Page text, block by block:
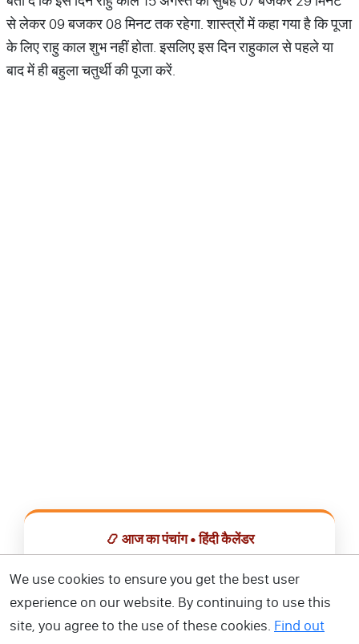
से लेकर 09 बजकर 08 मिनट तक रहेगा. शास्त्रों में कहा गया है कि पूजा
के लिए राहु काल शुभ नहीं होता. इसलिए इस दिन राहुकाल से पहले या
बाद में ही बहुला चतुर्थी की पूजा करें.
📿 आज का पंचांग • हिंदी कैलेंडर
📅 हिंदी कैलेंडर ऐप डाउनलोड करें
We use cookies to ensure you get the best user
experience on our website. By continuing to use this
site, you agree to the use of these cookies. Find out